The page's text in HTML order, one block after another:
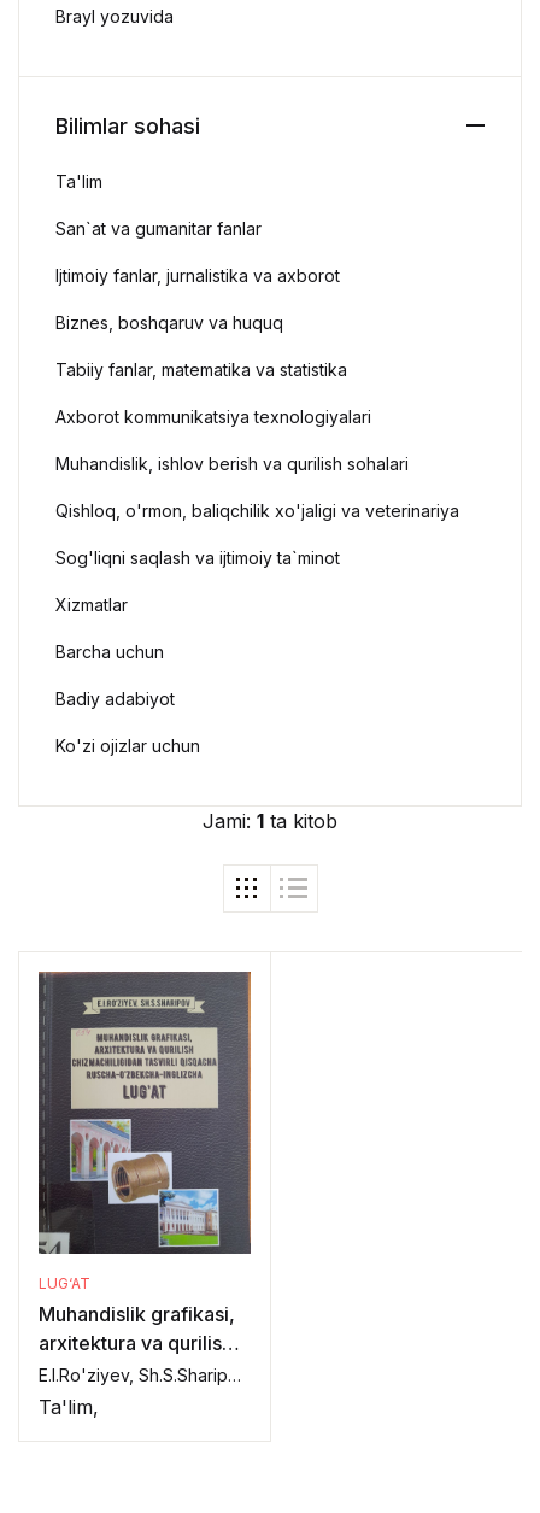
Jami: 1 ta kitob
LUG‘AT
Muhandislik grafikasi,
arxitektura va qurilish
chimachiligidan tasvirli
qisqacha Ruscha-
E.I.Ro'ziyev, Sh.S.Sharipov,
Ta'lim,
Brayl yozuvida
Bilimlar sohasi
Ta'lim
San`at va gumanitar fanlar
Ijtimoiy fanlar, jurnalistika va axborot
Biznes, boshqaruv va huquq
Tabiiy fanlar, matematika va statistika
Axborot kommunikatsiya texnologiyalari
Muhandislik, ishlov berish va qurilish sohalari
Qishloq, o'rmon, baliqchilik xo'jaligi va veterinariya
Sog'liqni saqlash va ijtimoiy ta`minot
Xizmatlar
Barcha uchun
Badiy adabiyot
Ko'zi ojizlar uchun